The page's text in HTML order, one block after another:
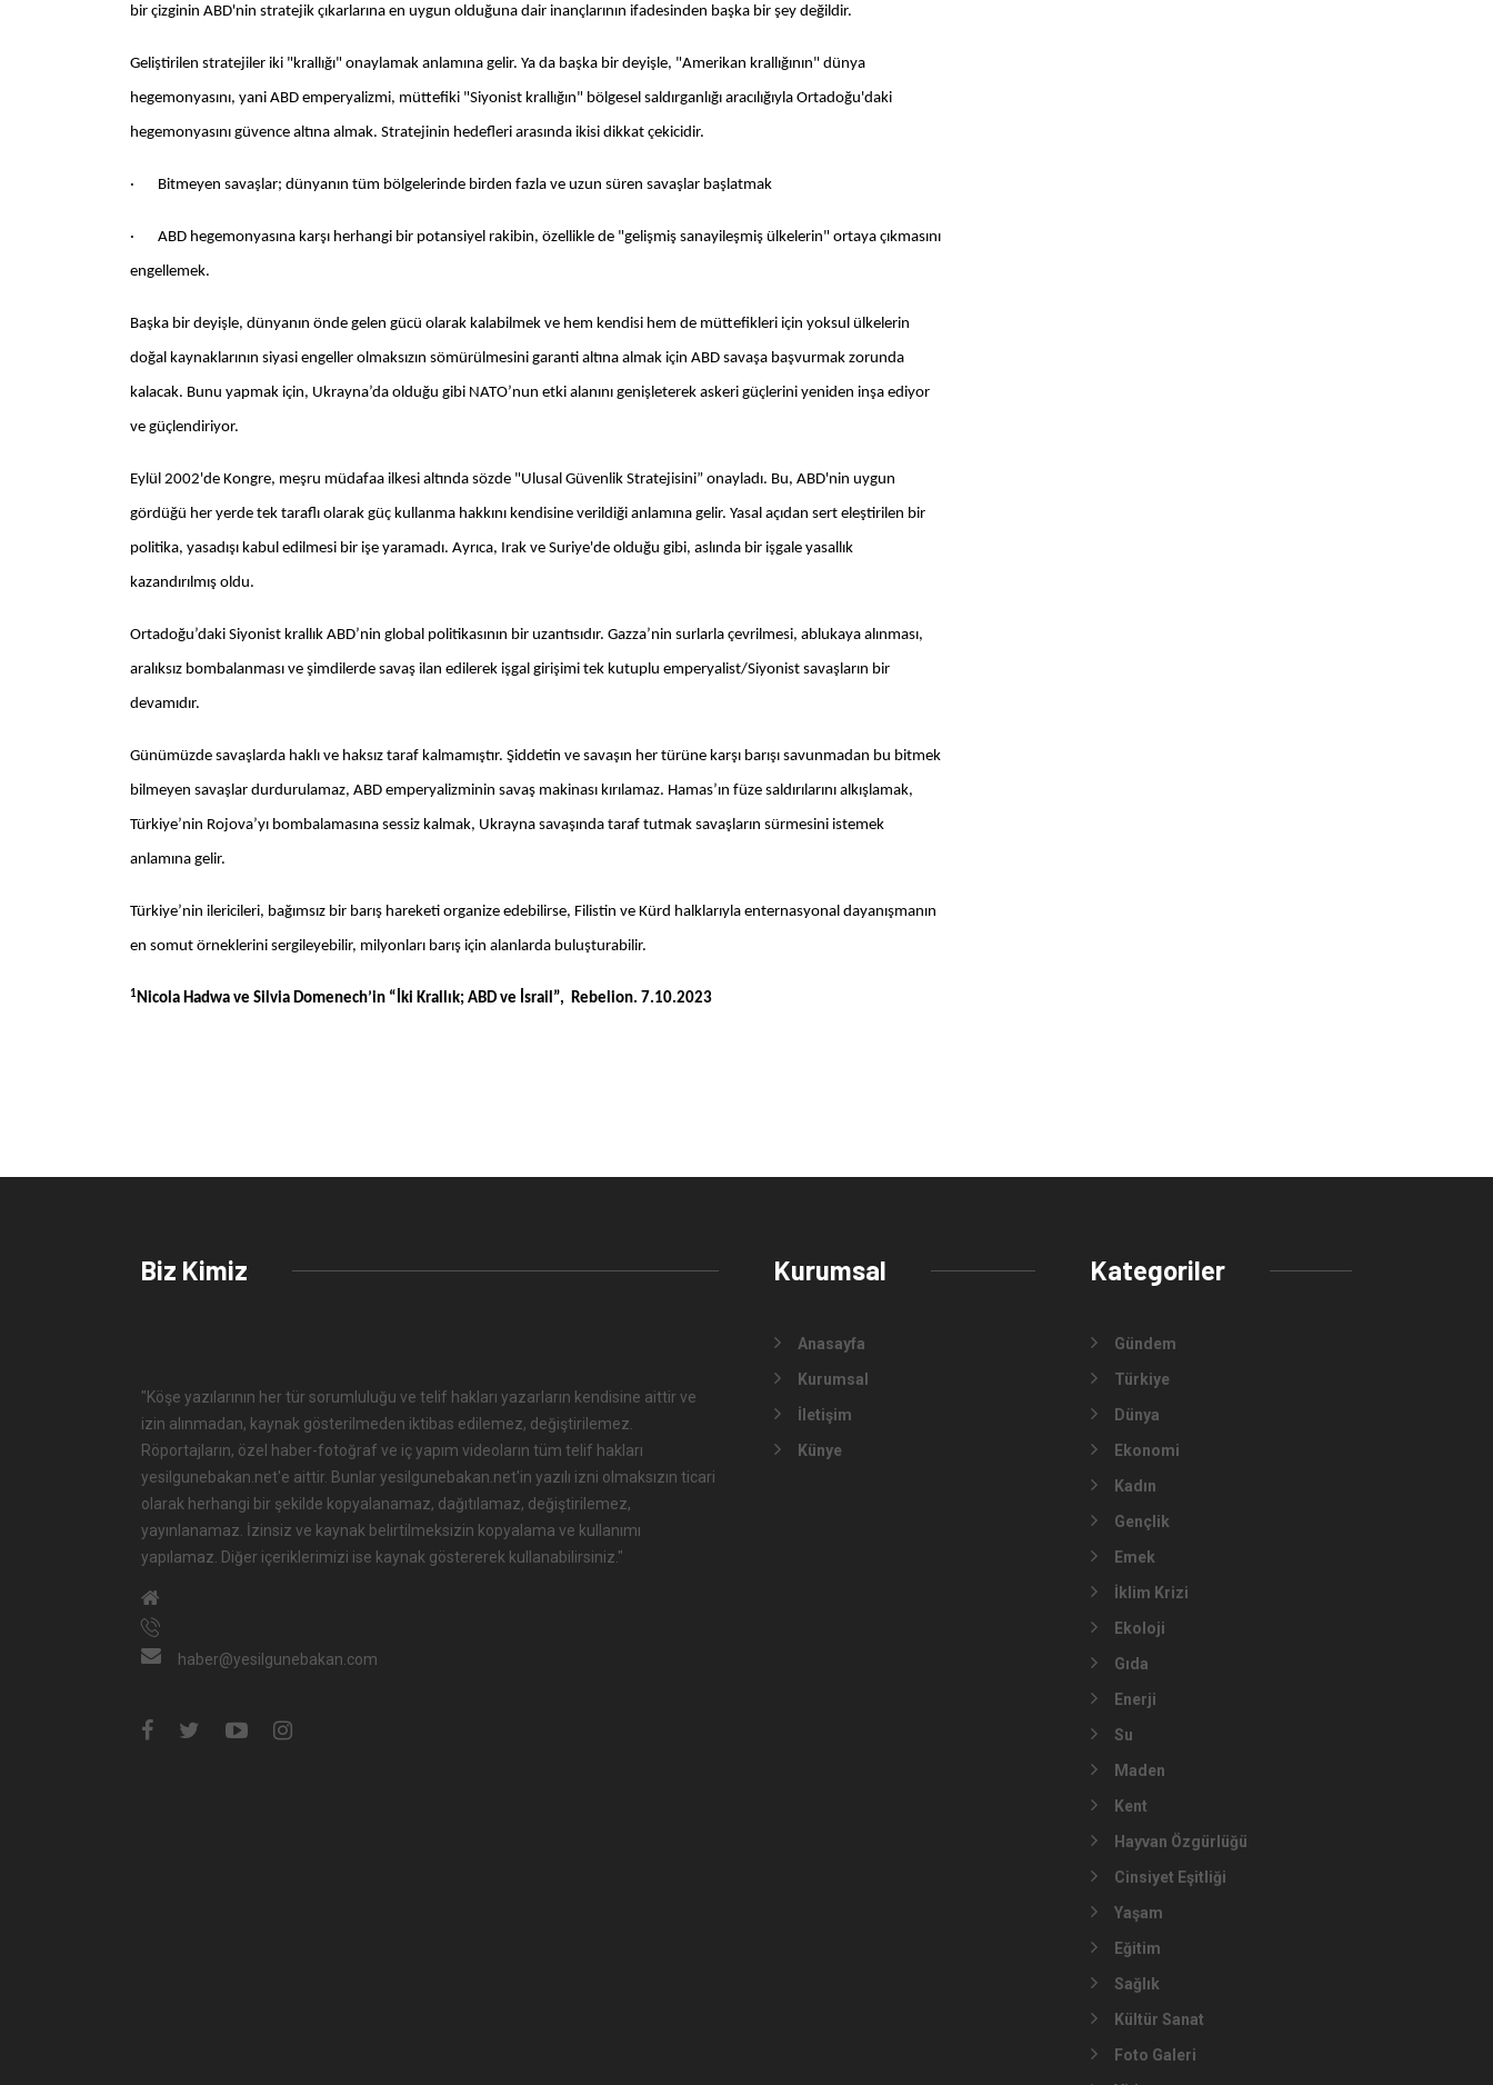
bir çizginin ABD'nin stratejik çıkarlarına en uygun olduğuna dair inançlarının ifadesinden başka bir şey değildir.
Geliştirilen stratejiler iki "krallığı" onaylamak anlamına gelir. Ya da başka bir deyişle, "Amerikan krallığının" dünya
hegemonyasını, yani ABD emperyalizmi, müttefiki "Siyonist krallığın" bölgesel saldırganlığı aracılığıyla Ortadoğu'daki
hegemonyasını güvence altına almak. Stratejinin hedefleri arasında ikisi dikkat çekicidir.
· Bitmeyen savaşlar; dünyanın tüm bölgelerinde birden fazla ve uzun süren savaşlar başlatmak
· ABD hegemonyasına karşı herhangi bir potansiyel rakibin, özellikle de "gelişmiş sanayileşmiş ülkelerin" ortaya çıkmasını
engellemek.
Başka bir deyişle, dünyanın önde gelen gücü olarak kalabilmek ve hem kendisi hem de müttefikleri için yoksul ülkelerin
doğal kaynaklarının siyasi engeller olmaksızın sömürülmesini garanti altına almak için ABD savaşa başvurmak zorunda
kalacak. Bunu yapmak için, Ukrayna’da olduğu gibi NATO’nun etki alanını genişleterek askeri güçlerini yeniden inşa ediyor
ve güçlendiriyor.
Eylül 2002'de Kongre, meşru müdafaa ilkesi altında sözde "Ulusal Güvenlik Stratejisini” onayladı. Bu, ABD'nin uygun
gördüğü her yerde tek taraflı olarak güç kullanma hakkını kendisine verildiği anlamına gelir. Yasal açıdan sert eleştirilen bir
politika, yasadışı kabul edilmesi bir işe yaramadı. Ayrıca, Irak ve Suriye'de olduğu gibi, aslında bir işgale yasallık
kazandırılmış oldu.
Ortadoğu’daki Siyonist krallık ABD’nin global politikasının bir uzantısıdır. Gazza’nin surlarla çevrilmesi, ablukaya alınması,
aralıksız bombalanması ve şimdilerde savaş ilan edilerek işgal girişimi tek kutuplu emperyalist/Siyonist savaşların bir
devamıdır.
Günümüzde savaşlarda haklı ve haksız taraf kalmamıştır. Şiddetin ve savaşın her türüne karşı barışı savunmadan bu bitmek
bilmeyen savaşlar durdurulamaz, ABD emperyalizminin savaş makinası kırılamaz. Hamas’ın füze saldırılarını alkışlamak,
Türkiye’nin Rojova’yı bombalamasına sessiz kalmak, Ukrayna savaşında taraf tutmak savaşların sürmesini istemek
anlamına gelir.
Türkiye’nin ilericileri, bağımsız bir barış hareketi organize edebilirse, Filistin ve Kürd halklarıyla enternasyonal dayanışmanın
en somut örneklerini sergileyebilir, milyonları barış için alanlarda buluşturabilir.
1Nicola Hadwa ve Silvia Domenech’in “İki Krallık; ABD ve İsrail”, Rebelion. 7.10.2023
Biz Kimiz
"Köşe yazılarının her tür sorumluluğu ve telif hakları yazarların kendisine aittir ve
izin alınmadan, kaynak gösterilmeden iktibas edilemez, değiştirilemez.
Röportajların, özel haber-fotoğraf ve iç yapım videoların tüm telif hakları
yesilgunebakan.net'e aittir. Bunlar yesilgunebakan.net'in yazılı izni olmaksızın ticari
olarak herhangi bir şekilde kopyalanamaz, dağıtılamaz, değiştirilemez,
yayınlanamaz. İzinsiz ve kaynak belirtilmeksizin kopyalama ve kullanımı
yapılamaz. Diğer içeriklerimizi ise kaynak göstererek kullanabilirsiniz."
haber@yesilgunebakan.com
Kurumsal
Anasayfa
Kurumsal
İletişim
Künye
Kategoriler
Gündem
Türkiye
Dünya
Ekonomi
Kadın
Gençlik
Emek
İklim Krizi
Ekoloji
Gıda
Enerji
Su
Maden
Kent
Hayvan Özgürlüğü
Cinsiyet Eşitliği
Yaşam
Eğitim
Sağlık
Kültür Sanat
Foto Galeri